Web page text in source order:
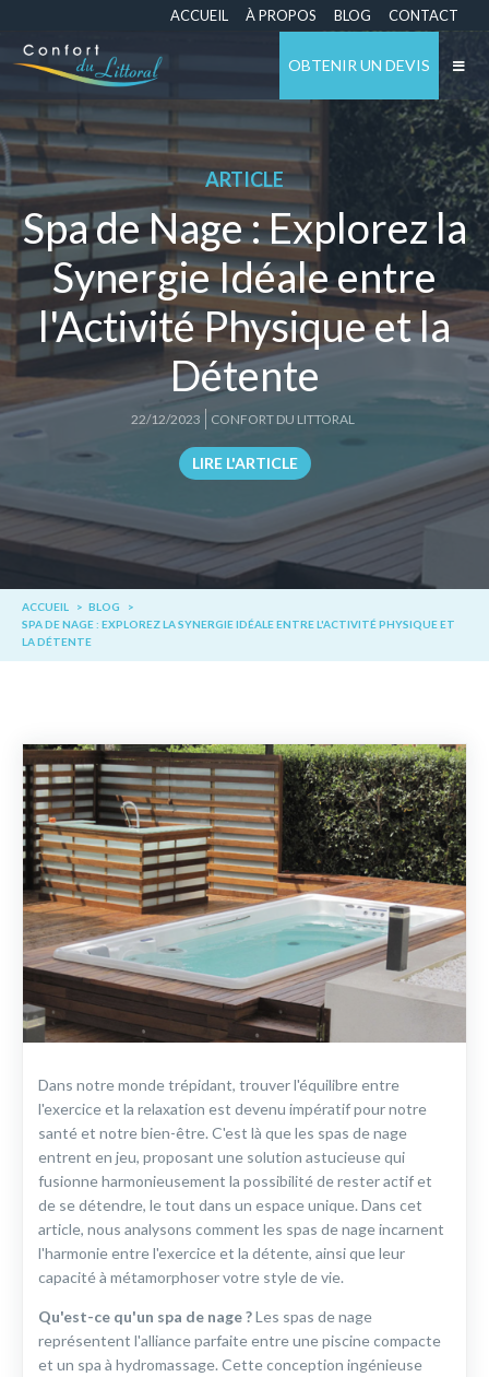
ACCUEIL À PROPOS BLOG CONTACT
OBTENIR UN DEVIS
ARTICLE
Spa de Nage : Explorez la
Synergie Idéale entre
l'Activité Physique et la
Détente
22/12/2023 CONFORT DU LITTORAL
LIRE L'ARTICLE
ACCUEIL
BLOG
SPA DE NAGE : EXPLOREZ LA SYNERGIE IDÉALE ENTRE L'ACTIVITÉ PHYSIQUE ET
LA DÉTENTE
Dans notre monde trépidant, trouver l'équilibre entre
l'exercice et la relaxation est devenu impératif pour notre
santé et notre bien-être. C'est là que les spas de nage
entrent en jeu, proposant une solution astucieuse qui
fusionne harmonieusement la possibilité de rester actif et
de se détendre, le tout dans un espace unique. Dans cet
article, nous analysons comment les spas de nage incarnent
l'harmonie entre l'exercice et la détente, ainsi que leur
capacité à métamorphoser votre style de vie.
Qu'est-ce qu'un spa de nage ?Les spas de nage
représentent l'alliance parfaite entre une piscine compacte
et un spa à hydromassage. Cette conception ingénieuse